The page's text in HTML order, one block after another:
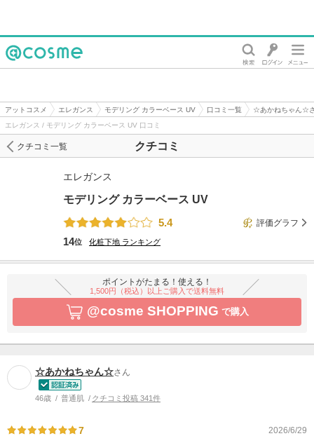
アットコスメ エレガンス モデリング カラーベース UV 口コミ一覧
☆あかねちゃん☆
エレガンス / モデリング カラーベース UV 口コミ
クチコミ
クチコミ一覧
エレガンス
モデリング カラーベース UV
5.4
評価グラフ
14位 化粧下地 ランキング
ポイントがたまる！使える！
1,500円（税込）以上ご購入で送料無料
@cosme SHOPPING で購入
☆あかねちゃん☆さん
46歳 普通肌 クチコミ投稿 341件
7 2026/6/29